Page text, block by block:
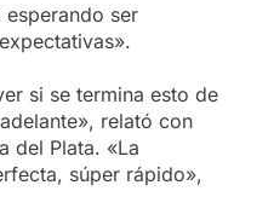
esperando ser
si se termina esto de
relató con
del Plata. «La
súper rápido»,